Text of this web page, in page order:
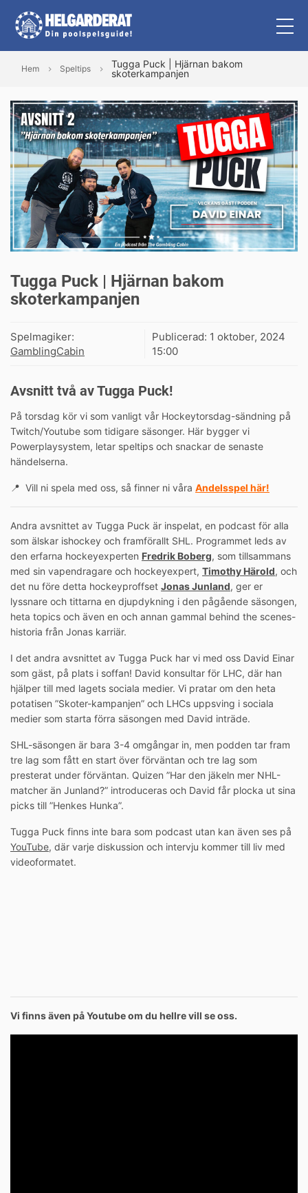
Hem Speltips
Tugga Puck | Hjärnan bakom
skoterkampanjen
Tugga Puck | Hjärnan bakom
skoterkampanjen
Spelmagiker:
GamblingCabin
Publicerad: 1 oktober, 2024
15:00
Avsnitt två av Tugga Puck!
På torsdag kör vi som vanligt vår Hockeytorsdag-sändning på
Twitch/Youtube som tidigare säsonger. Här bygger vi
Powerplaysystem, letar speltips och snackar de senaste
händelserna.
📍 Vill ni spela med oss, så finner ni våra Andelsspel här!
Andra avsnittet av Tugga Puck är inspelat, en podcast för alla
som älskar ishockey och framförallt SHL. Programmet leds av
den erfarna hockeyexperten Fredrik Boberg, som tillsammans
med sin vapendragare och hockeyexpert, Timothy Härold, och
det nu före detta hockeyproffset Jonas Junland, ger er
lyssnare och tittarna en djupdykning i den pågående säsongen,
heta topics och även en och annan gammal behind the scenes-
historia från Jonas karriär.
I det andra avsnittet av Tugga Puck har vi med oss David Einar
som gäst, på plats i soffan! David konsultar för LHC, där han
hjälper till med lagets sociala medier. Vi pratar om den heta
potatisen ”Skoter-kampanjen” och LHCs uppsving i sociala
medier som starta förra säsongen med David inträde.
SHL-säsongen är bara 3-4 omgångar in, men podden tar fram
tre lag som fått en start över förväntan och tre lag som
presterat under förväntan. Quizen ”Har den jäkeln mer NHL-
matcher än Junland?” introduceras och David får plocka ut sina
picks till ”Henkes Hunka”.
Tugga Puck finns inte bara som podcast utan kan även ses på
YouTube, där varje diskussion och intervju kommer till liv med
videoformatet.
Vi finns även på Youtube om du hellre vill se oss.